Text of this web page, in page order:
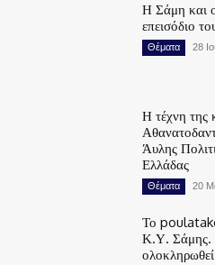
Η Σάμη και
επεισόδιο
Θέματα 28
Η τέχνη της
Άυλης
Ελλάδας
Θέματα 20
Το
Κ.Υ. Σάμης.